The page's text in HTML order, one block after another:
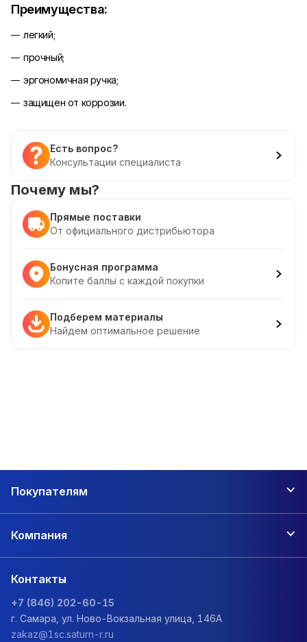
Преимущества:
легкий;
прочный;
эргономичная ручка;
защищен от коррозии.
Есть вопрос?
Консультации специалиста
Почему мы?
Прямые поставки
От официального дистрибьютора
Бонусная программа
Копите баллы с каждой покупки
Подберем материалы
Найдем оптимальное решение
Покупателям
Компания
Контакты
+7 (846) 202-60-15
г. Самара, ул. Ново-Вокзальная улица, 146А
zakaz@1sc.saturn-r.ru